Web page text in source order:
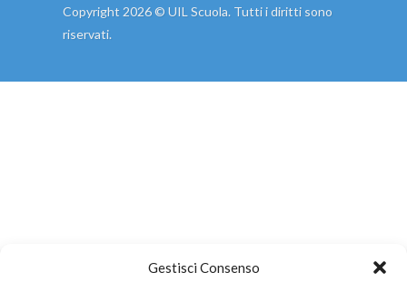
Gestisci Consenso
Copyright 2026 © UIL Scuola. Tutti i diritti sono
riservati.